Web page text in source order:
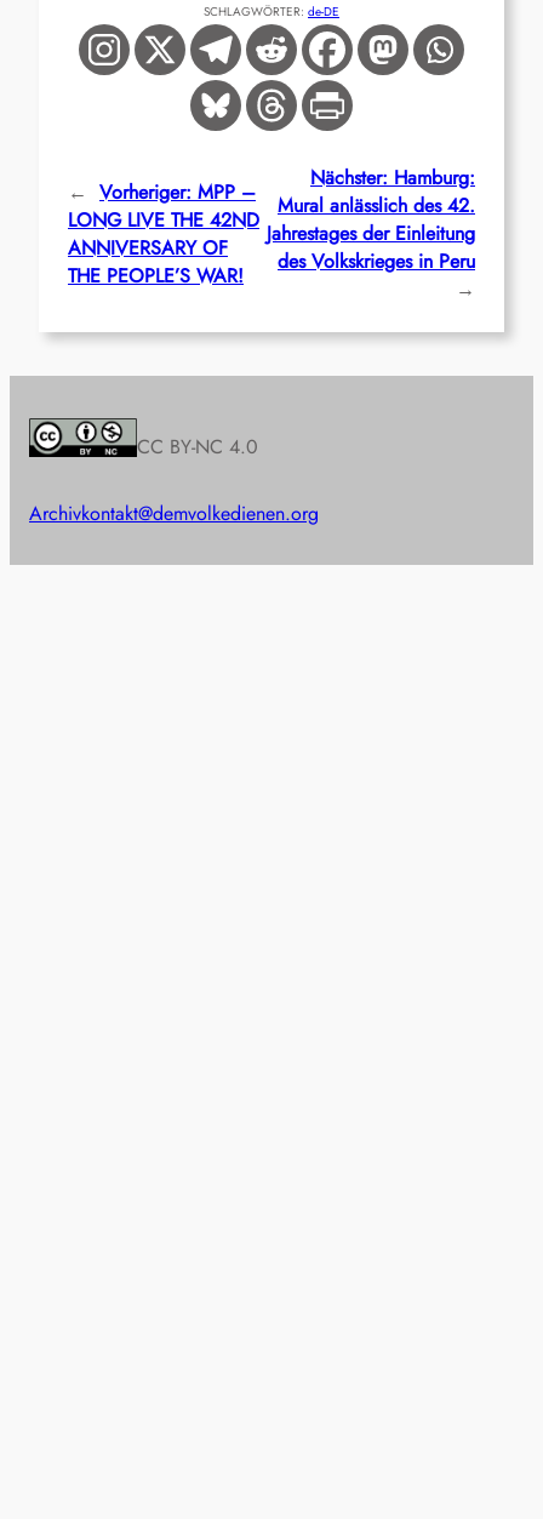
SCHLAGWÖRTER: de-DE
← Vorheriger: MPP –
LONG LIVE THE 42ND
ANNIVERSARY OF
THE PEOPLE’S WAR!
Nächster: Hamburg:
Mural anlässlich des 42.
Jahrestages der Einleitung
des Volkskrieges in Peru
→
CC BY-NC 4.0
Archivkontakt@demvolkedienen.org